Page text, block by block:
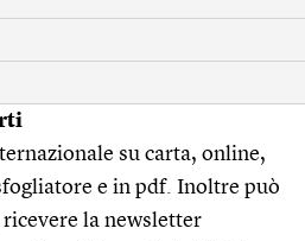
su carta, online,
e in pdf. Inoltre può
la newsletter